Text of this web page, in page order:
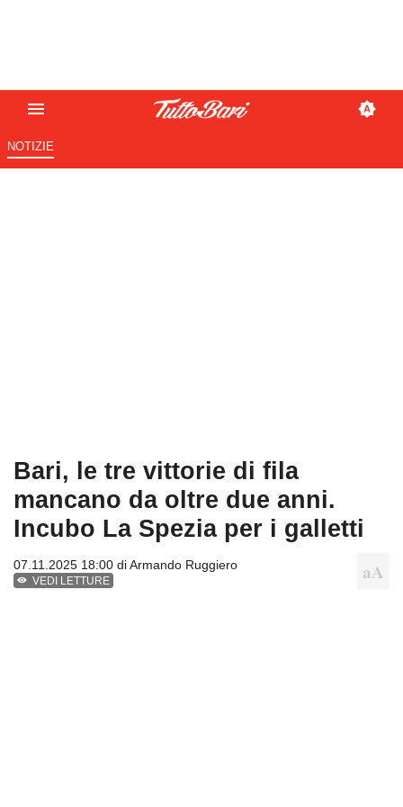
NOTIZIE
Bari, le tre vittorie di fila
mancano da oltre due anni.
Incubo La Spezia per i galletti
07.11.2025 18:00 diArmando Ruggiero
VEDI LETTURE